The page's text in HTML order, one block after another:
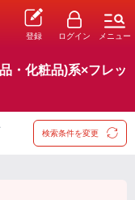
登録 ログイン メニュー
・化粧品)系×フレッ
検索条件を変更